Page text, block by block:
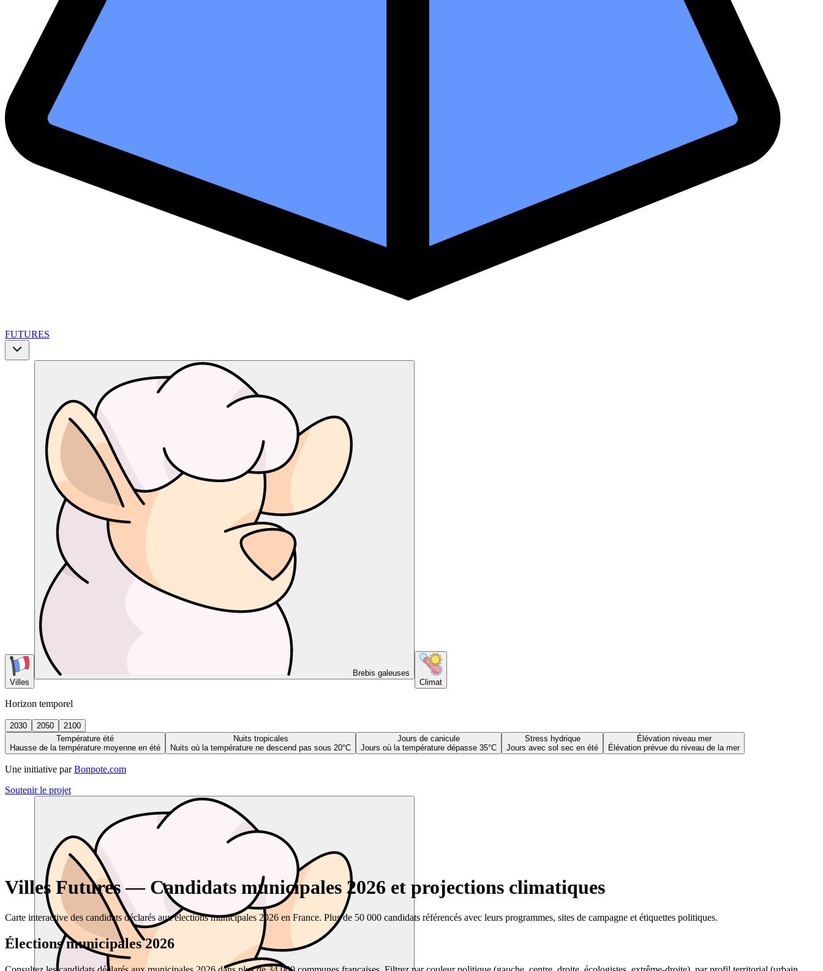
FUTURES
Villes
Brebis galeuses
Climat
Horizon temporel
2030 2050
2100
Température été
Hausse de la température moyenne en été
Nuits tropicales
Nuits où la température ne descend pas sous 20°C
Jours de canicule
Jours où la température dépasse 35°C
Stress hydrique
Jours avec sol sec en été
Élévation niveau mer
Élévation prévue du niveau de la mer
Une initiative par Bonpote.com
Soutenir le projet
Villes Futures — Candidats municipales 2026 et projections climatiques
Carte interactive des candidats déclarés aux élections municipales 2026 en France. Plus de 50 000 candidats référencés avec leurs programmes, sites de campagne et étiquettes politiques.
Élections municipales 2026